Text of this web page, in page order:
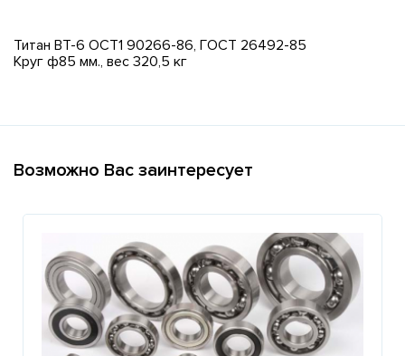
Титан ВТ-6 ОСТ1 90266-86, ГОСТ 26492-85
Круг ф85 мм., вес 320,5 кг
Возможно Вас заинтересует